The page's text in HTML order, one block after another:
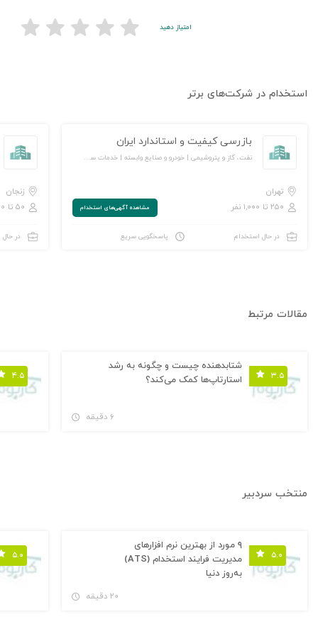
امتیاز دهید
استخدام در شرکت‌های برتر
بازرسی کیفیت و استاندارد ایران
نفت، گاز و پتروشیمی | خودرو و صنایع وابسته | خدمات سازمانی/ مشاوره مدیریت | خدمات مهندسی و تخصصی | آموزش و پژوهش
تهران
۲۵۰ تا ۱,۰۰۰ نفر
مشاهده‌ آگهی‌های استخدام
در حال استخدام پاسخگویی سریع
زنجان
۵۰ تا ۲۵۰ نفر
در
مقالات مرتبط
۳.۵
شتابدهنده چیست و چگونه به رشد
استارتاپ‌ها کمک می‌کند؟
۶ دقیقه
۴.۵
منتخب سردبیر
۵.۰
۹ مورد از بهترین نرم افزارهای
مدیریت فرایند استخدام (ATS)
به‌روز دنیا
۲۰ دقیقه
۵.۰